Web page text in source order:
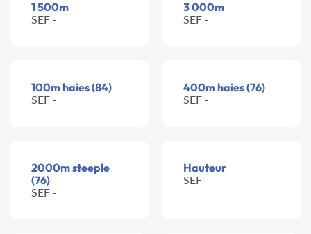
1 500m
SEF -
3 000m
SEF -
100m haies (84)
SEF -
400m haies (76)
SEF -
2000m steeple
(76)
SEF -
Hauteur
SEF -